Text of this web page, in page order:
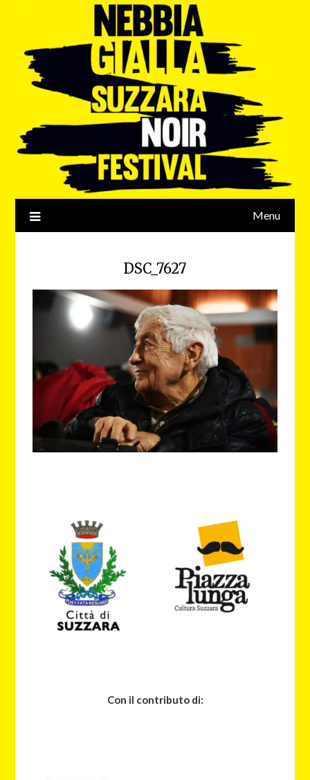
Menu
DSC_7627
Con il contributo di: